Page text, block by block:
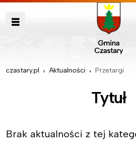
czastary.pl Aktualności Przetargi
Tytuł
Brak aktualności z tej